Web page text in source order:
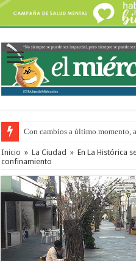
Con cambios a último momento,
Inicio » La Ciudad » En La Histórica
confinamiento